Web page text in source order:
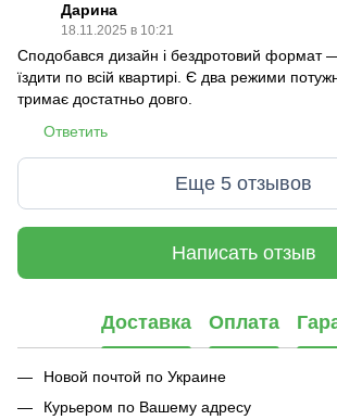
Дарина
18.11.2025 в 10:21
Сподобався дизайн і бездротовий формат
їздити по всій квартирі. Є два режими
тримає достатньо довго.
Ответить
Еще 5 отзывов
Написать отзыв
Доставка Оплата
Новой почтой по Украине
Курьером по Вашему адресу